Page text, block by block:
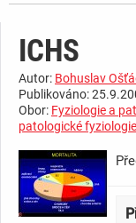
ICHS
Autor: Bohuslav
Publikováno:
Obor: Fyziologie a
patologické fyziologie